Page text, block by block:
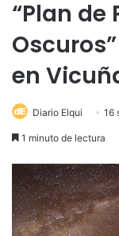
“Plan de
en
Diario Elqui 16
1 minuto de lectura